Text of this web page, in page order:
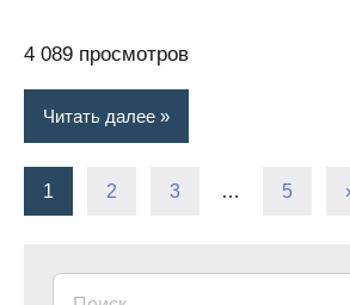
4 089 просмотров
Читать далее
Пагинация
1 2 3 … 5